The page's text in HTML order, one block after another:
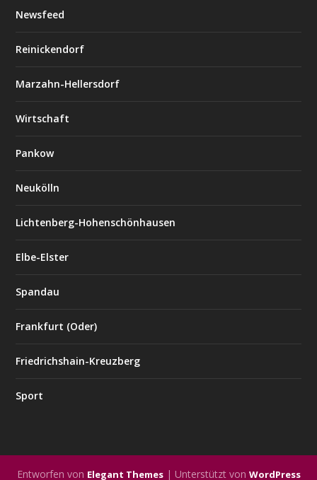
Newsfeed
Reinickendorf
Marzahn-Hellersdorf
Wirtschaft
Pankow
Neukölln
Lichtenberg-Hohenschönhausen
Elbe-Elster
Spandau
Frankfurt (Oder)
Friedrichshain-Kreuzberg
Sport
Entworfen von Elegant Themes| Unterstützt von WordPress